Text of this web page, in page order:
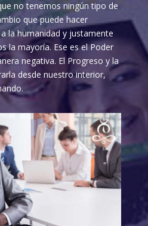
no tenemos ningún tipo de
que puede hacer
la humanidad y justamente
la mayoría. Ese es el Poder
negativa. El Progreso y la
desde nuestro interior,